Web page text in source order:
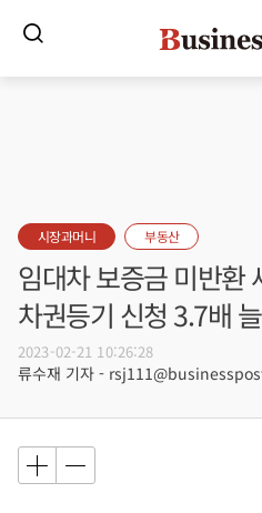
시장과머니 부동산
임대차 보증금 미반환
차권등기 신청 3.7배
2023-02-21 10:26:28
류수재 기자 -